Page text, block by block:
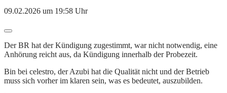
09.02.2026 um 19:58 Uhr
Der BR hat der Kündigung zugestimmt, war nicht notwendig, eine
Anhörung reicht aus, da Kündigung innerhalb der Probezeit.
Bin bei celestro, der Azubi hat die Qualität nicht und der Betrieb
muss sich vorher im klaren sein, was es bedeutet, auszubilden.